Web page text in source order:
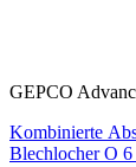
GEPCO
Kombinierte
Blechlocher O